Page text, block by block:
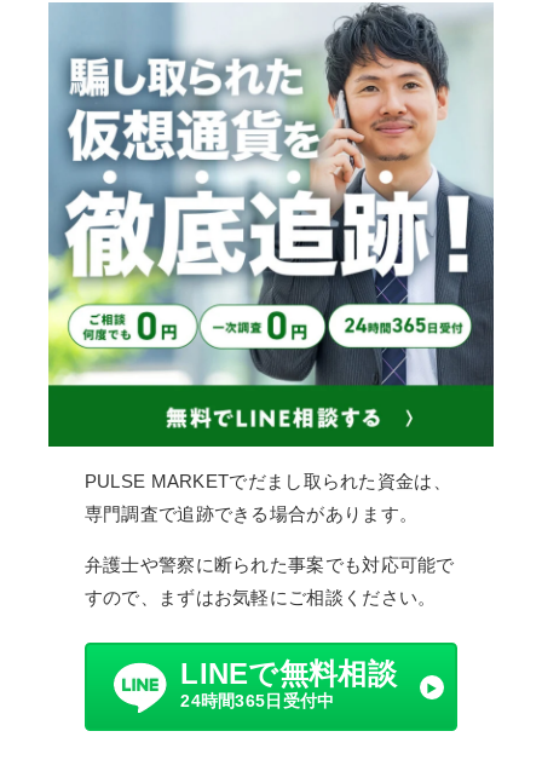
PULSE MARKETでだまし取られた資金は、
専門調査で追跡できる場合があります。
弁護士や警察に断られた事案でも対応可能で
すので、まずはお気軽にご相談ください。
LINEで無料相談
24時間365日受付中